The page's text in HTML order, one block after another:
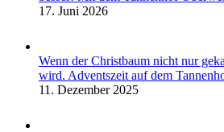
17. Juni 2026
Wenn der Christbaum nicht nur
wird. Adventszeit auf dem
11. Dezember 2025